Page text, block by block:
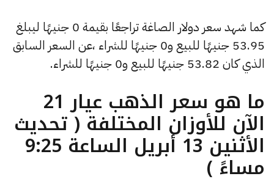
كما شهد سعر دولار الصاغة تراجعًا بقيمة 0 جنيهًا ليبلغ
53.95 جنيهًا للبيع و0 جنيهًا للشراء ،عن السعر السابق
الذي كان 53.82 جنيهًا للبيع و0 جنيهًا للشراء.
ما هو سعر الذهب عيار 21
الآن للأوزان المختلفة ( تحديث
الأثنين 13 أبريل الساعة 9:25
مساءً )